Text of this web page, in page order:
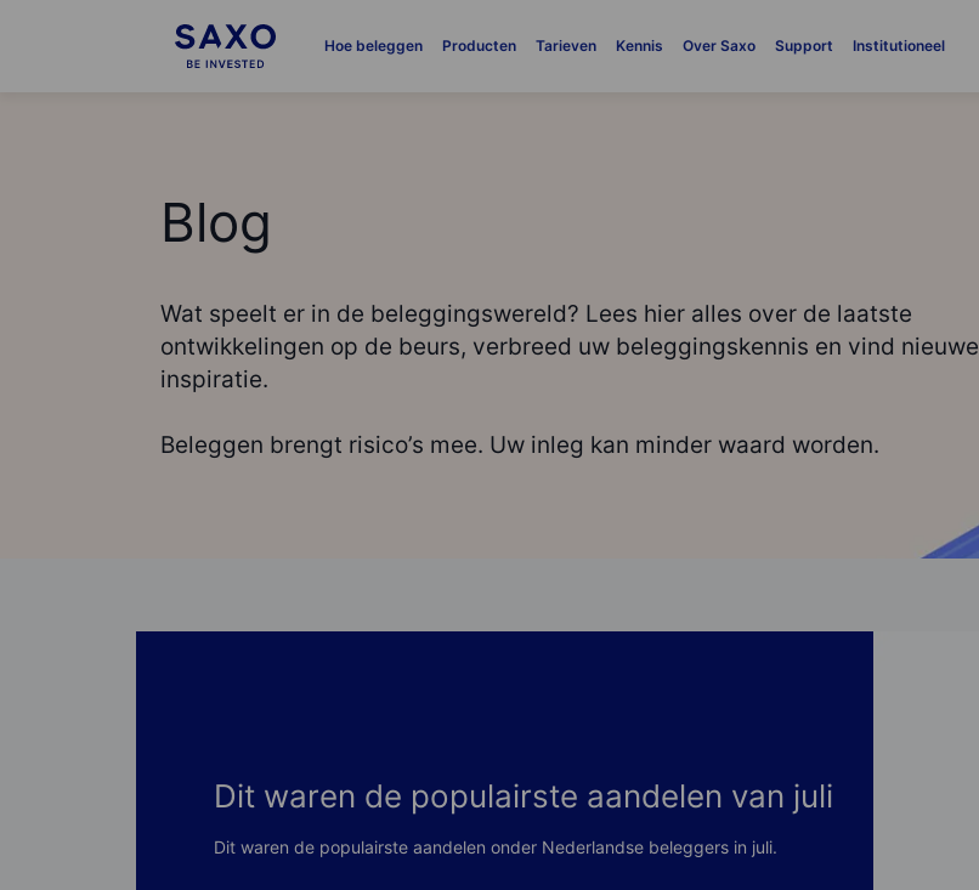
Hoe beleggen Producten Tarieven Kennis Over Saxo Support Institutioneel
Blog
Wat speelt er in de beleggingswereld? Lees hier alles over de laatste
ontwikkelingen op de beurs, verbreed uw beleggingskennis en vind nieuwe
inspiratie.
Beleggen brengt risico’s mee. Uw inleg kan minder waard worden.
Dit waren de populairste aandelen van juli
Dit waren de populairste aandelen onder Nederlandse beleggers in juli.